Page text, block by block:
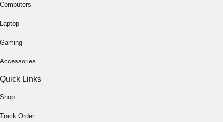
Computers
Laptop
Gaming
Accessories
Quick Links
Shop
Track Order